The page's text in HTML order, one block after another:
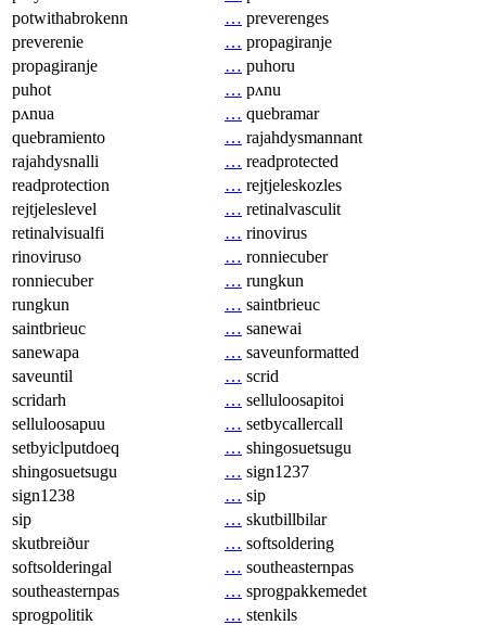
potwithabrokenn
… preverenges
preverenie
… propagiranje
propagiranje
… puhoru
puhot
… pʌnu
pʌnua
… quebramar
quebramiento
… rajahdysmannant
rajahdysnalli
… readprotected
readprotection
… rejtjeleskozles
rejtjeleslevel
… retinalvasculit
retinalvisualfi
… rinovirus
rinoviruso
… ronniecuber
ronniecuber
… rungkun
rungkun
… saintbrieuc
saintbrieuc
… sanewai
sanewapa
… saveunformatted
saveuntil
… scrid
scridarh
… selluloosapitoi
selluloosapuu
… setbycallercall
setbyiclputdoeq
… shingosuetsugu
shingosuetsugu
… sign1237
sign1238
… sip
sip
… skutbillbilar
skutbreiður
… softsoldering
softsolderingal
… southeasternpas
southeasternpas
… sprogpakkemedet
sprogpolitik
… stenkils